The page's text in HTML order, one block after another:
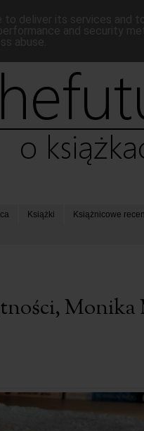
Książki Książnicowe
Monika